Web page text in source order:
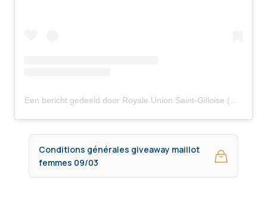
Een bericht gedeeld door Royale Union Saint-Gilloise (@rusg.brussels)
Conditions générales giveaway maillot
femmes 09/03